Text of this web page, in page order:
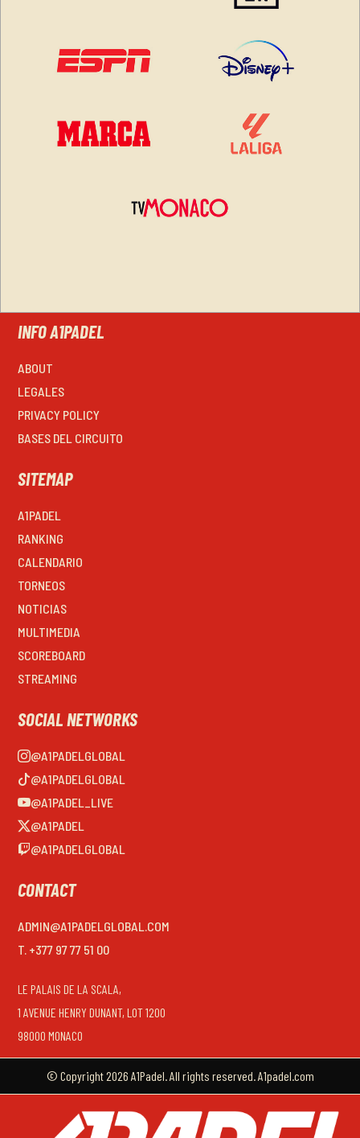
INFO A1PADEL
ABOUT
LEGALES
PRIVACY POLICY
BASES DEL CIRCUITO
SITEMAP
A1PADEL
RANKING
CALENDARIO
TORNEOS
NOTICIAS
MULTIMEDIA
SCOREBOARD
STREAMING
SOCIAL NETWORKS
@A1PADELGLOBAL
@A1PADELGLOBAL
@A1PADEL_LIVE
@A1PADEL
@A1PADELGLOBAL
CONTACT
ADMIN@A1PADELGLOBAL.COM
T. +377 97 77 51 00
LE PALAIS DE LA SCALA,
1 AVENUE HENRY DUNANT, LOT 1200
98000 MONACO
© Copyright 2026 A1Padel. All rights reserved. A1padel.com